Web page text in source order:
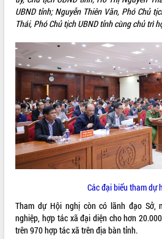
THÔNG TIN CHỈ ĐẠO ĐIỀU HÀNH
HỆ THỐNG VĂN BẢN
VĂN BẢN HĐND TỈNH
ĐIỂM TIN VĂN BẢN
QUY HOẠCH - KẾ HOẠCH
UBND tỉnh; Nguyễn Thiên Văn, Phó Chủ
Thái, Phó Chủ tịch UBND tỉnh cùng chủ trì
Các đại biểu tham dự
Tham dự Hội nghị còn có lãnh đạo Sở,
nghiệp, hợp tác xã đại diện cho hơn
trên 970 hợp tác xã trên địa bàn tỉnh.